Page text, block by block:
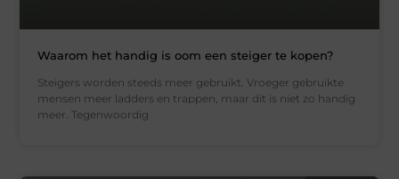
Waarom het handig is oom een steiger te kopen?
Steigers worden steeds meer gebruikt. Vroeger gebruikte
mensen meer ladders en trappen, maar dit is niet zo handig
meer. Tegenwoordig